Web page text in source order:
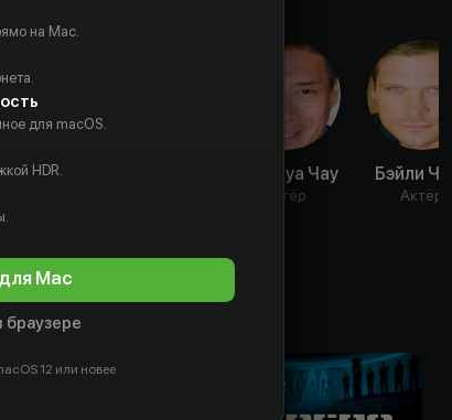
Франсуа Чау
Актёр
Бэйли
Актёр
на Mac.
для macOS.
HDR.
Mac
12 или новее